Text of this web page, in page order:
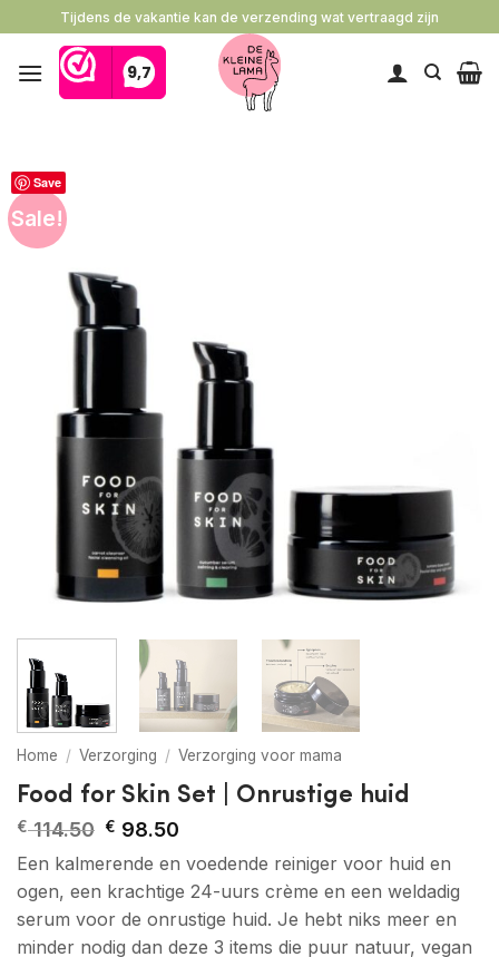
naar
inhoud
Tijdens de vakantie kan de verzending wat vertraagd zijn
Save
Sale!
Home / Verzorging / Verzorging voor mama
Food for Skin Set | Onrustige huid
€114.50 Oorspronkelijke
was:
€ 114.50.
€ 98.50
is:
€ 98.50.
Een kalmerende en voedende reiniger voor huid en
ogen, een krachtige 24-uurs crème en een weldadig
serum voor de onrustige huid. Je hebt niks meer en
minder nodig dan deze 3 items die puur natuur, vegan